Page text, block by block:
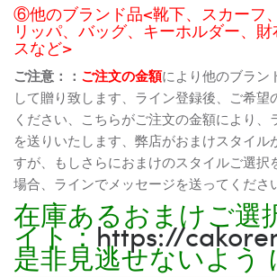
⑥他のブランド品<靴下、スカーフ
リッパ、バッグ、キーホルダー、
スなど>
ご注意：： ご注文の金額により他のブラン
して贈り致します、ライン登録後、ご希望
ください、こちらがご注文の金額により、
を送りいたします、弊店がおまけスタイル
すが、もしさらにおまけのスタイルご選択
場合、ラインでメッセージを送ってくださ
在庫あるおまけご選
イト：https://
是非見逃せないよう